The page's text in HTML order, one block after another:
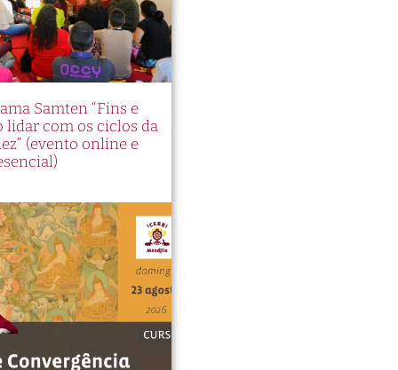
Samten “Fins e
lidar com os ciclos da
(evento online e